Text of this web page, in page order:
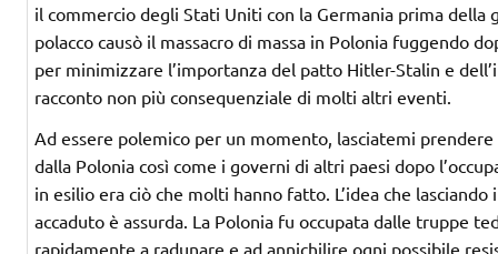
il commercio degli Stati Uniti con la Germania prima
polacco causò il massacro di massa in Polonia fuggendo
per minimizzare l’importanza del patto Hitler-Stalin e
racconto non più consequenziale di molti altri eventi.
Ad essere polemico per un momento, lasciatemi
dalla Polonia così come i governi di altri paesi dopo
in esilio era ciò che molti hanno fatto. L’idea che
accaduto è assurda. La Polonia fu occupata dalle truppe
rapidamente a radunare e ad annichilire ogni possibile